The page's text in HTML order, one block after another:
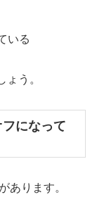
いる
う。
になって
あります。